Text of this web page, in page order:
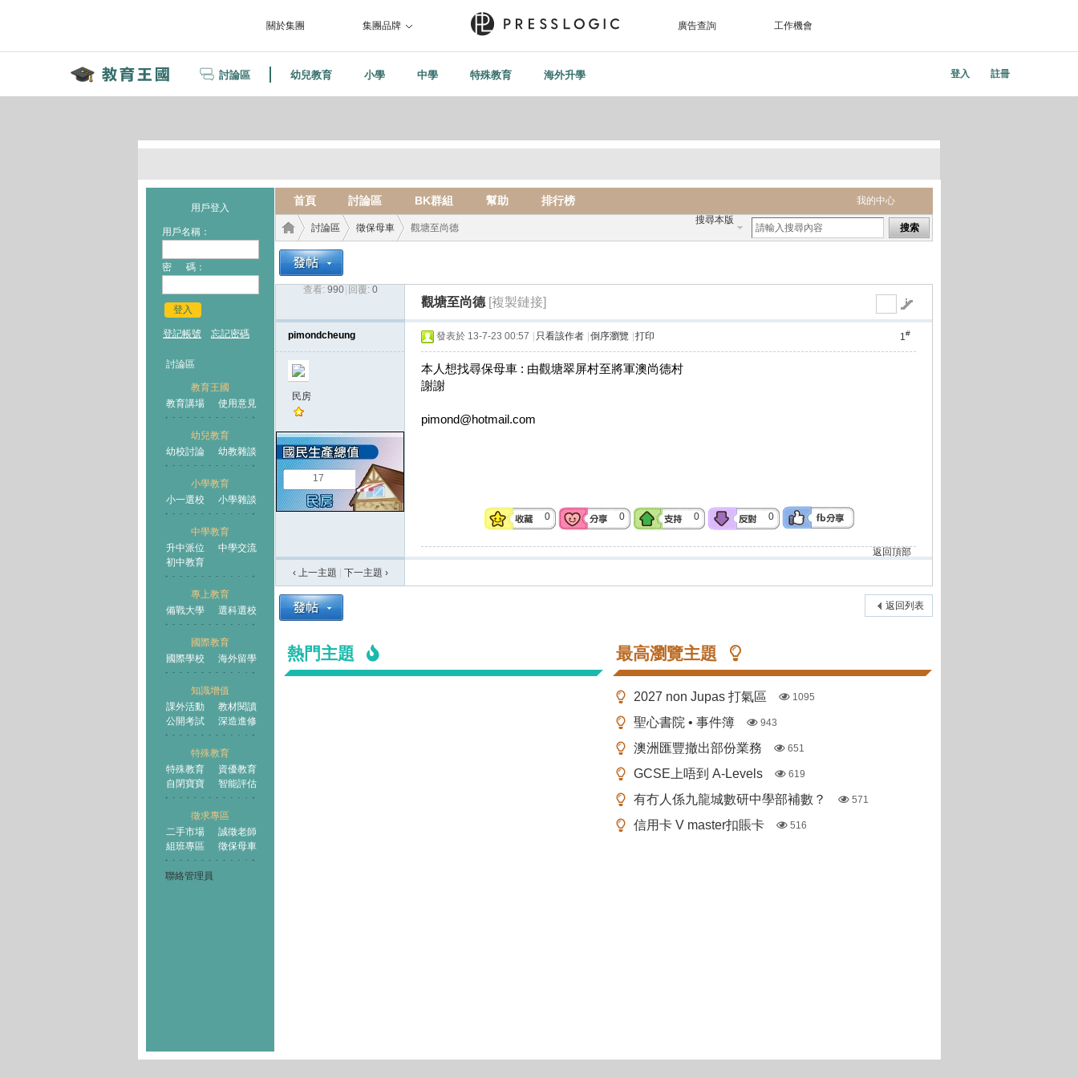
關於集團 集團品牌 廣告查詢 工作機會
討論區 幼兒教育 小學 中學 特殊教育 海外升學 登入 註冊
用戶登入
用戶名稱：
密 碼：
登入
登記帳號 忘記密碼
討論區
教育王國
教育講場
使用意見
幼兒教育
幼校討論
幼教雜談
小學教育
小一選校
小學雜談
中學教育
升中派位
中學交流
初中教育
專上教育
備戰大學
選科選校
國際教育
國際學校
海外留學
知識增值
課外活動
教材閱讀
公開考試
深造進修
特殊教育
特殊教育
資優教育
自閉寶寶
智能評估
徵求專區
二手市場
誠徵老師
組班專區
徵保母車
聯絡管理員
我的中心
首頁 討論區 BK群組 幫助 排行榜
搜尋本版
搜索
王國
討論區
›
徵保母車 觀塘至尚德
查看: 990 回覆: 0
觀塘至尚德 [複製鏈接]
pimondcheung
民房
17
1#
發表於 13-7-23 00:57 只看該作者 倒序瀏覽 打印
本人想找尋保母車 : 由觀塘翠屏村至將軍澳尚德村
謝謝
pimond@hotmail.com
0 0 0 0
返回頂部
‹ 上一主題
下一主題 ›
返回列表
熱門主題 最高瀏覽主題
2027 non Jupas 打氣區 1095
聖心書院 • 事件簿 943
澳洲匯豐撤出部份業務 651
GCSE上唔到 A-Levels 619
有冇人係九龍城數研中學部補數？ 571
信用卡 V master扣賬卡 516